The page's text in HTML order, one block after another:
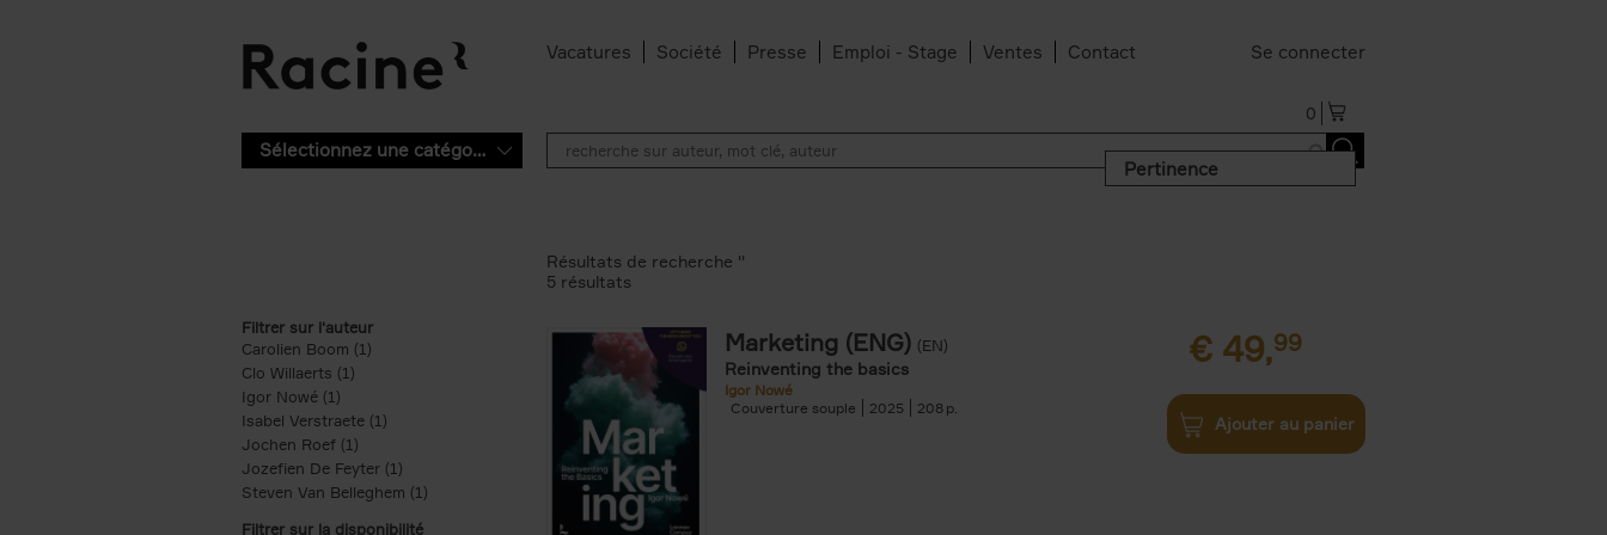
Vacatures Société Presse Emploi - Stage Ventes Contact Se connecter
0
Sélectionnez une catégorie
Pertinence
Filtrer sur l'auteur
Carolien Boom (1)
Clo Willaerts (1)
Igor Nowé (1)
Isabel Verstraete (1) Apply Isabel Verstraete filter
Jochen Roef (1)
Jozefien De Feyter (1) Apply Jozefien De Feyter filter
Steven Van Belleghem (1) Apply Steven Van Belleghem filter
Filtrer sur la disponibilité
Résultats de recherche ''
5 résultats
Marketing (ENG) (EN)
Reinventing the basics
Igor Nowé
Couverture souple
2025 208
€ 49,99
Ajouter au panier